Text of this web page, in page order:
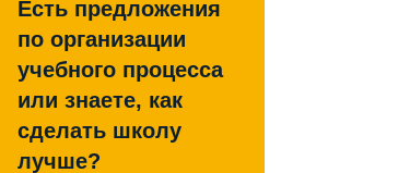
Есть предложения
по организации
учебного процесса
или знаете, как
сделать школу
лучше?